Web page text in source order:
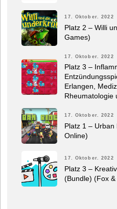
17. Oktober. 2022
Platz 2 – Willi
Games)
17. Oktober. 2022
Platz 3 –
Erlangen,
Rheumatologie
17. Oktober. 2022
Platz 1 – Urban
Online)
17. Oktober. 2022
Platz 3 –
(Bundle) (Fox &